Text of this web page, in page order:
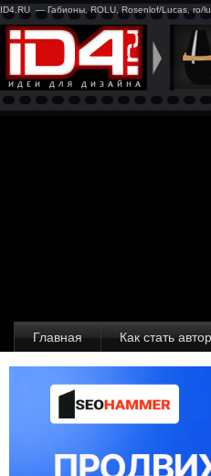
ID4.RU — Габионы, ROLU, Rosenlof/Lucas, ro/
Главная Как стать